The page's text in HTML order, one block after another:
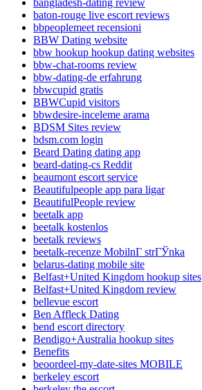
bangladesh-dating review
baton-rouge live escort reviews
bbpeoplemeet recensioni
BBW Dating website
bbw hookup hookup dating websites
bbw-chat-rooms review
bbw-dating-de erfahrung
bbwcupid gratis
BBWCupid visitors
bbwdesire-inceleme arama
BDSM Sites review
bdsm.com login
Beard Dating dating app
beard-dating-cs Reddit
beaumont escort service
Beautifulpeople app para ligar
BeautifulPeople review
beetalk app
beetalk kostenlos
beetalk reviews
beetalk-recenze MobilnГ­ strГЎnka
belarus-dating mobile site
Belfast+United Kingdom hookup sites
Belfast+United Kingdom review
bellevue escort
Ben Affleck Dating
bend escort directory
Bendigo+Australia hookup sites
Benefits
beoordeel-my-date-sites MOBILE
berkeley escort